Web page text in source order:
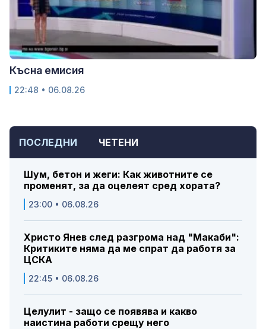
ПОСЛЕДНИ ЧЕТЕНИ
Шум, бетон и жеги: Как животните се
променят, за да оцелеят сред хората?
23:00 • 06.08.26
Христо Янев след разгрома над "Макаби":
Критиките няма да ме спрат да работя за
ЦСКА
22:45 • 06.08.26
Целулит - защо се появява и какво
наистина работи срещу него
Късна емисия
22:48 • 06.08.26